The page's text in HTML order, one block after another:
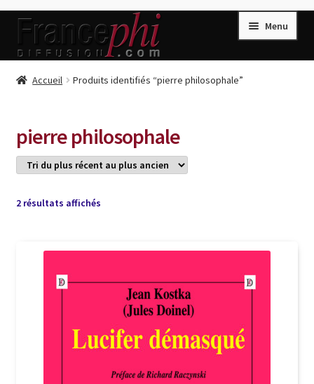
Aller
la
Aller
contenu
Menu
Accueil
Conditions de Vente
Connection
Listes d’Envies
Livres de Peter Randa
Livres de Philippe Randa
Login Customizer
Accueil Produits identifiés “pierre philosophale”
pierre philosophale
2 résultats affichésTrié
récent
plus
ancien